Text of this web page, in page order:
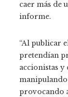
caer más de
informe.
“Al publicar
pretendían
accionistas y
provocando